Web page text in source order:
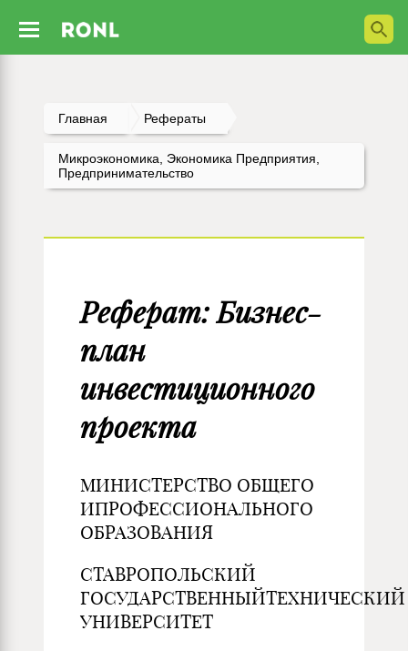
Главная Рефераты
Микроэкономика, Экономика Предприятия,
Предпринимательство
Реферат: Бизнес-
план
инвестиционного
проекта
МИНИСТЕРСТВО ОБЩЕГО
ИПРОФЕССИОНАЛЬНОГО
ОБРАЗОВАНИЯ
СТАВРОПОЛЬСКИЙ
ГОСУДАРСТВЕННЫЙТЕХНИЧЕСКИЙ
УНИВЕРСИТЕТ